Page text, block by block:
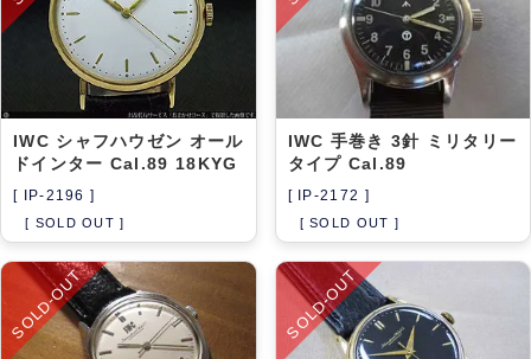
IWC シャフハウゼン オール
ドインター Cal.89 18KYG
[ IP-2196 ]
[ SOLD OUT ]
IWC 手巻き 3針 ミリタリー
タイプ Cal.89
[ IP-2172 ]
[ SOLD OUT ]
SOLD-OUT SOLD-OUT